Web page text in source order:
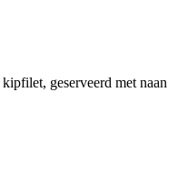
geserveerd met naan